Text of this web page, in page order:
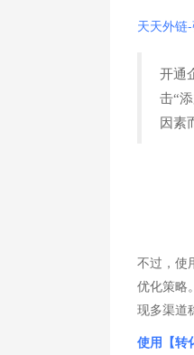
天天外链
开通
击“
因素
不过，使
优化策略
现多渠道
使用【转